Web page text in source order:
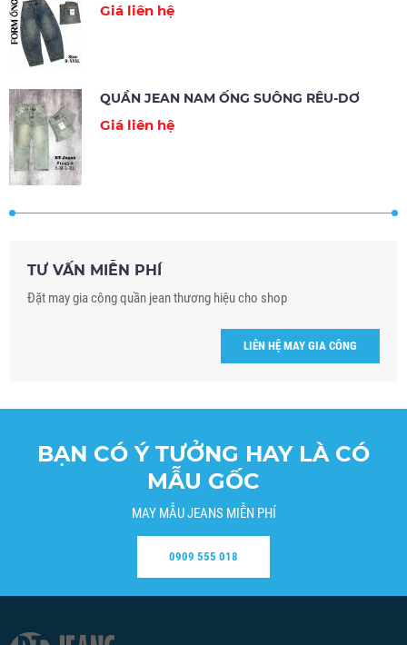
Giá liên hệ
QUẦN JEAN NAM ỐNG SUÔNG RÊU-DƠ
Giá liên hệ
TƯ VẤN MIỄN PHÍ
Đặt may gia công quần jean thương hiệu cho shop
LIÊN HỆ MAY GIA CÔNG
BẠN CÓ Ý TƯỞNG HAY LÀ CÓ
MẪU GỐC
MAY MẪU JEANS MIỄN PHÍ
0909 555 018